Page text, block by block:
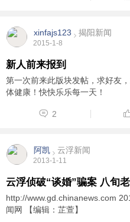
xinfajs123 揭阳新闻
2015-1-8
新人前来报到
第一次前来此版块发帖，求好友
体健康！快快乐乐每一天！
2
阿凯 云浮新闻
2013-1-11
云浮侦破“谈婚”骗案 八旬
http://www.gd.chinanews.com 2013年01月10日 08:28 来源:中国新
闻网 【编辑：芷萱】